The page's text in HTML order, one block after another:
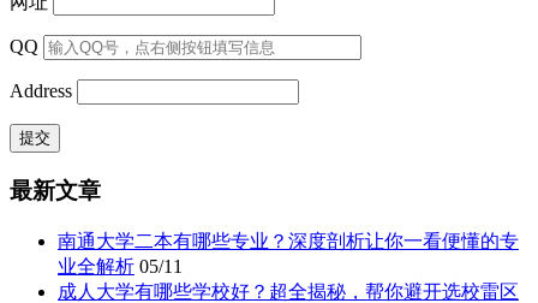
QQ
Address
最新文章
南通大学二本有哪些专业？深度剖析让你一看便懂的专
业全解析 05/11
成人大学有哪些学校好？超全揭秘，帮你避开选校雷区